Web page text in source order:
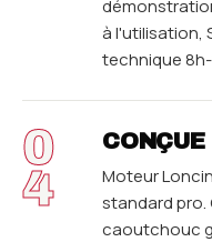
à l'utilisation,
technique 8h-
0
4
CONÇUE
Moteur
standard pro.
caoutchouc